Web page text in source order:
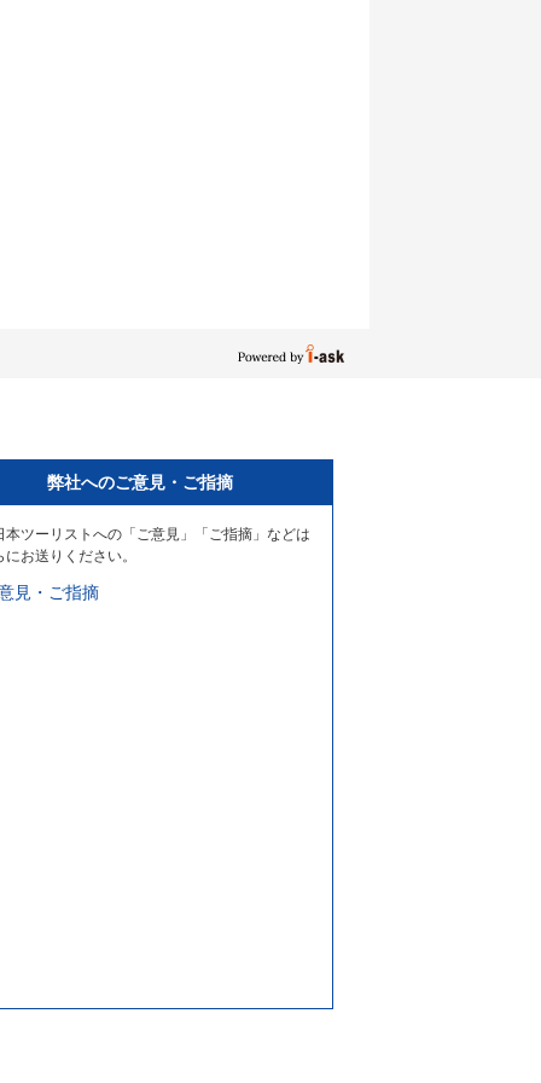
弊社へのご意見・ご指摘
本ツーリストへの「ご意見」「ご指摘」などは
にお送りください。
見・ご指摘